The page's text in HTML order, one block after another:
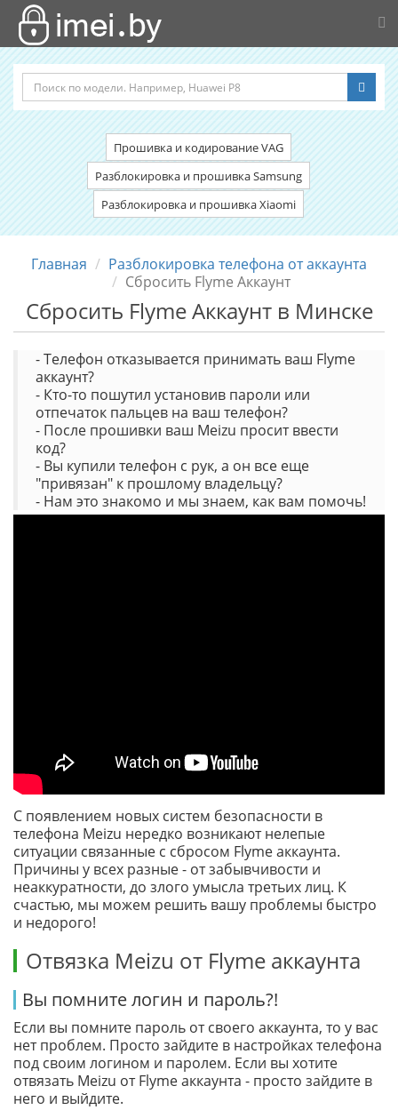
Прошивка и кодирование VAG
Разблокировка и прошивка Samsung
Разблокировка и прошивка Xiaomi
Главная
Разблокировка телефона от аккаунта
Сбросить Flyme Аккаунт
Сбросить Flyme Аккаунт в Минске
- Телефон отказывается принимать ваш Flyme
аккаунт?
- Кто-то пошутил установив пароли или
отпечаток пальцев на ваш телефон?
- После прошивки ваш Meizu просит ввести
код?
- Вы купили телефон с рук, а он все еще
"привязан" к прошлому владельцу?
- Нам это знакомо и мы знаем, как вам помочь!
С появлением новых систем безопасности в
телефона Meizu нередко возникают нелепые
ситуации связанные с сбросом Flyme аккаунта.
Причины у всех разные - от забывчивости и
неаккуратности, до злого умысла третьих лиц. К
счастью, мы можем решить вашу проблемы быстро
и недорого!
Отвязка Meizu от Flyme аккаунта
Вы помните логин и пароль?!
Если вы помните пароль от своего аккаунта, то у вас
нет проблем. Просто зайдите в настройках телефона
под своим логином и паролем. Если вы хотите
отвязать Meizu от Flyme аккаунта - просто зайдите в
него и выйдите.